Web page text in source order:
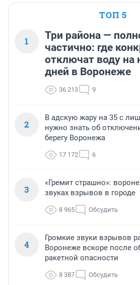
ТОП 5
1
Три района —
частично: где
отключат воду на
дней в Воронеже
36 213 9
2
В адскую жару на 35 с
нужно знать об
берегу Воронежа
17 172 6
3
«Гремит страшно»:
звуках взрывов в городе
8 965 Обсудить
4
Громкие звуки взрывов
Воронеже вскоре после
ракетной опасности
8 387 Обсудить